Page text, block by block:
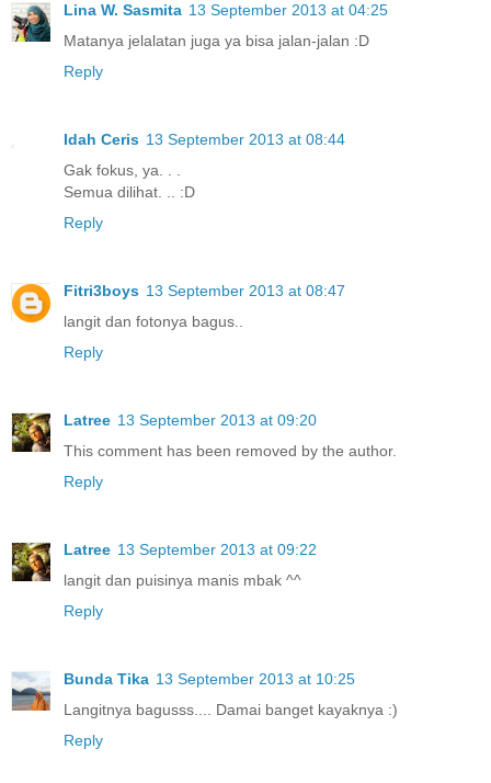
Lina W. Sasmita 13 September 2013 at 04:25
Matanya jelalatan juga ya bisa jalan-jalan :D
Reply
Idah Ceris 13 September 2013 at 08:44
Gak fokus, ya. . .
Semua dilihat. .. :D
Reply
Fitri3boys 13 September 2013 at 08:47
langit dan fotonya bagus..
Reply
Latree 13 September 2013 at 09:20
This comment has been removed by the author.
Reply
Latree 13 September 2013 at 09:22
langit dan puisinya manis mbak ^^
Reply
Bunda Tika 13 September 2013 at 10:25
Langitnya bagusss.... Damai banget kayaknya :)
Reply